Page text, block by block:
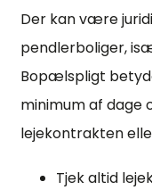
Der kan være
pendlerboliger,
Bopælspligt
minimum af dage
lejekontrakten
Tjek altid